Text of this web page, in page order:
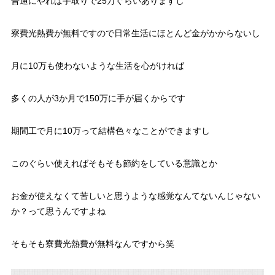
寮費光熱費が無料ですので日常生活にほとんど金がかからないし
月に10万も使わないような生活を心がければ
多くの人が3か月で150万に手が届くからです
期間工で月に10万って結構色々なことができますし
このぐらい使えればそもそも節約をしている意識とか
お金が使えなくて苦しいと思うような感覚なんてないんじゃない
か？って思うんですよね
そもそも寮費光熱費が無料なんですから笑